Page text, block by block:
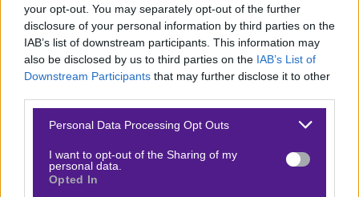
your opt-out. You may separately opt-out of the further
disclosure of your personal information by third parties on the
IAB’s list of downstream participants. This information may
also be disclosed by us to third parties on the IAB’s List of
Downstream Participants that may further disclose it to other
Please note that this website/app uses one or more Google
not limited to your visit or usage behaviour. You may click to
grant or deny consent to Google and its third-party tags to
use your data for below specified purposes in below Google
Personal Data Processing Opt Outs
I want to opt-out of the Sharing of my
personal data.
Opted In
Παρά το γεγονός ότι η Ανδόρα δεν «καίγεται»
βαθμολογικά, η συνολική της εικόνα την καθιστά
φαβορί. Με βάση τη φόρμα και τη δυναμική των δύο
πλευρών, η επιλογή του άσου αποτελεί την πιο λογική
προσέγγιση για το συγκεκριμένο παιχνίδι.
Όλο το υπόλοιπο pre game και live παιχνίδι της
ημέρας, θα γίνει στο δωρεάν κανάλι μου στο